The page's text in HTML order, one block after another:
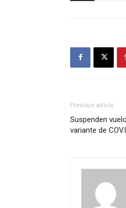
Previous article
Suspenden
variante de